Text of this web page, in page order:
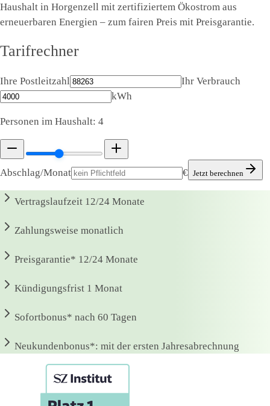
Haushalt in Horgenzell mit zertifiziertem Ökostrom aus
erneuerbaren Energien – zum fairen Preis mit Preisgarantie.
Tarifrechner
Ihre Postleitzahl
Ihr Verbrauch
kWh
Personen im Haushalt: 4
Abschlag/Monat € Jetzt berechnen
Vertragslaufzeit 12/24 Monate
Zahlungsweise monatlich
Preisgarantie* 12/24 Monate
Kündigungsfrist 1 Monat
Sofortbonus* nach 60 Tagen
Neukundenbonus*: mit der ersten Jahresabrechnung